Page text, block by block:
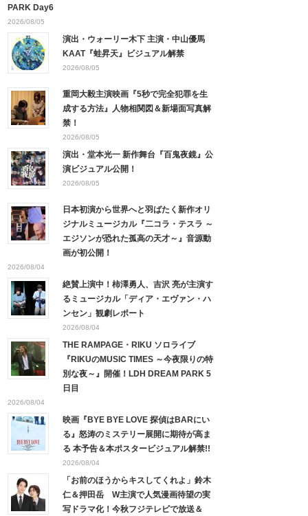
PARK Day6
2026/08/05
演出・ウォーリー木下 主演・中山優馬
KAAT『蛙昇天』ビジュアル解禁
2026/08/05
重岡大毅主演映画『5秒で完全犯罪を生
成する方法』人物相関図＆新場面写真解
禁！
2026/08/05
演出・堂本光一 新作舞台『百鬼夜鏡』公
演ビジュアル公開！
2026/08/05
日本初演から世界へと羽ばたく新作オリ
ジナルミュージカル『二コラ・テスラ ～
エジソンが恐れた孤高の天才～』音源動
画が初公開！
2026/08/04
絶賛上演中！柿澤勇人、吉沢 亮が主演す
るミュージカル「ディア・エヴァン・ハ
ンセン」観劇レポート
2026/08/04
THE RAMPAGE・RIKU ソロライブ
『RIKUのMUSIC TIMES ～今夜限りの特
別な夜～』開催！LDH DREAM PARK 5
日目
2026/08/04
映画『BYE BYE LOVE 探偵はBARにい
る』怒涛のミステリー展開に期待が高ま
る 本予告＆本ポスタービジュアル解禁!!
2026/08/04
「お前のほうからキスしてくれよ」鈴木
仁＆押田岳 W主演で人気漫画待望の実
写ドラマ化！今秋フジテレビで放送＆